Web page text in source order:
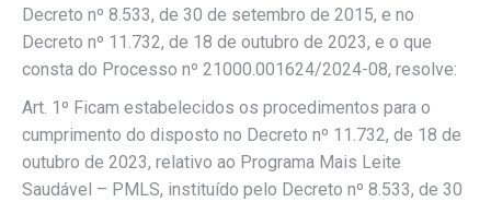
Decreto nº 8.533, de 30 de setembro de 2015, e no
Decreto nº 11.732, de 18 de outubro de 2023, e o que
consta do Processo nº 21000.001624/2024-08, resolve:
Art. 1º Ficam estabelecidos os procedimentos para o
cumprimento do disposto no Decreto nº 11.732, de 18 de
outubro de 2023, relativo ao Programa Mais Leite
Saudável – PMLS, instituído pelo Decreto nº 8.533, de 30